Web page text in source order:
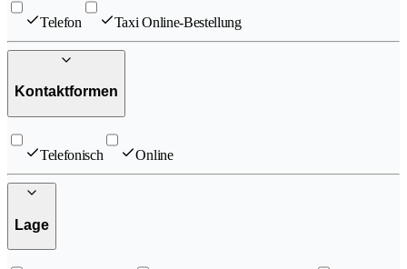
Telefon Taxi Online-Bestellung
Kontaktformen
Telefonisch Online
Lage